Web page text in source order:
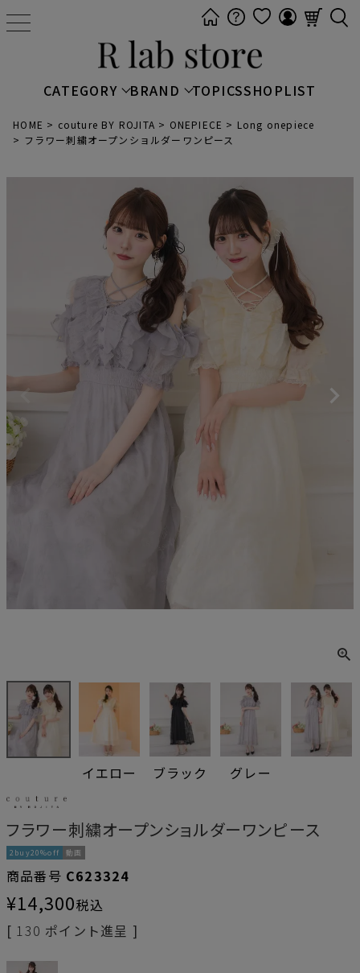
t
e
n
CATEGORY BRAND TOPICSSHOPLIST
HOME couture BY ROJITA ONEPIECE
Long onepiece
フラワー刺繍オープンショルダーワンピース
イエロー ブラック グレー
フラワー刺繍オープンショルダーワンピース
2buy20%off 動画
商品番号 C623324
¥14,300税込
[ 130 ポイント進呈 ]